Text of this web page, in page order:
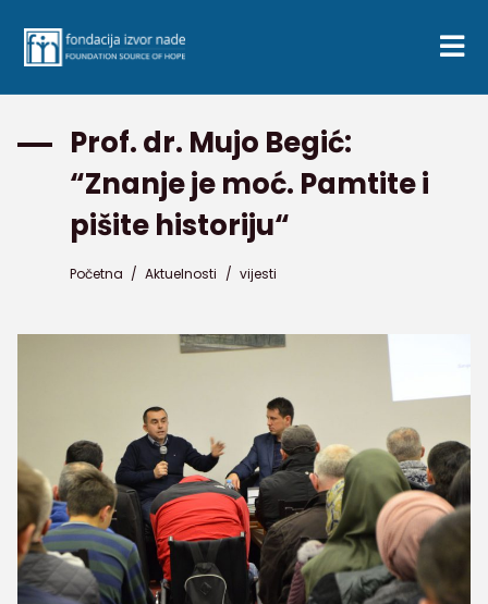
Prof. dr. Mujo Begić:
“Znanje je moć. Pamtite i
pišite historiju“
Početna / Aktuelnosti / vijesti